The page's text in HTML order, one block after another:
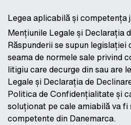
Legea aplicabilă și competența
Mențiunile Legale și Declarația
Răspunderii se supun legislației
seama de normele sale privind
litigiu care decurge din sau are
Legale și Declarația de
Politica de Confidențialitate și
soluționat pe cale amiabilă va
competente din Danemarca.